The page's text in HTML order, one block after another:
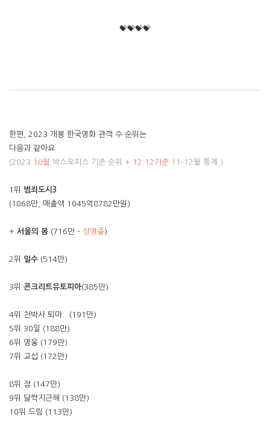
💝💝💝💝
한편, 2023 개봉 한국영화 관객 수 순위는
다음과 같아요
(2023. 10월 박스오피스 기준 순위 + 12.12기준 11-12월 통계 )
1위 범죄도시3
(1068만, 매출액 1045억8782만원)
+ 서울의 봄 (716만 - 상영중)
2위 밀수 (514만)
3위 콘크리트유토피아(385만)
4위 천박사 퇴마.. (191만)
5위 30일 (188만)
6위 영웅 (179만)
7위 교섭 (172만)
8위 잠 (147만)
9위 달짝지근해 (138만)
10위 드림 (113만)